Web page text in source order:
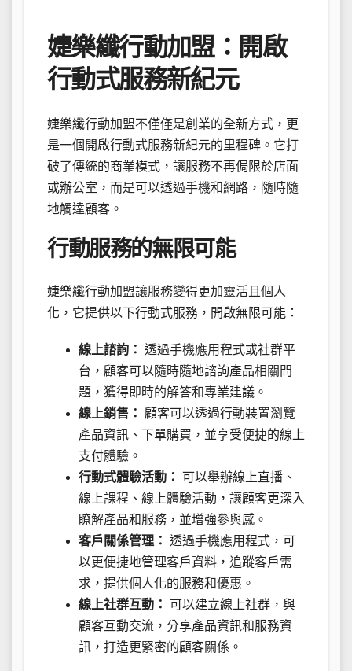
婕樂纖行動加盟：開啟
行動式服務新紀元
婕樂纖行動加盟不僅僅是創業的全新方式，更
是一個開啟行動式服務新紀元的里程碑。它打
破了傳統的商業模式，讓服務不再侷限於店面
或辦公室，而是可以透過手機和網路，隨時隨
地觸達顧客。
行動服務的無限可能
婕樂纖行動加盟讓服務變得更加靈活且個人
化，它提供以下行動式服務，開啟無限可能：
線上諮詢： 透過手機應用程式或社群平
台，顧客可以隨時隨地諮詢產品相關問
題，獲得即時的解答和專業建議。
線上銷售：
顧客可以透過行動裝置瀏覽
產品資訊、下單購買，並享受便捷的線上
支付體驗。
行動式體驗活動： 可以舉辦線上直播、
線上課程、線上體驗活動，讓顧客更深入
瞭解產品和服務，並增強參與感。
客戶關係管理： 透過手機應用程式，可
以更便捷地管理客戶資料，追蹤客戶需
求，提供個人化的服務和優惠。
線上社群互動： 可以建立線上社群，與
顧客互動交流，分享產品資訊和服務資
訊，打造更緊密的顧客關係。